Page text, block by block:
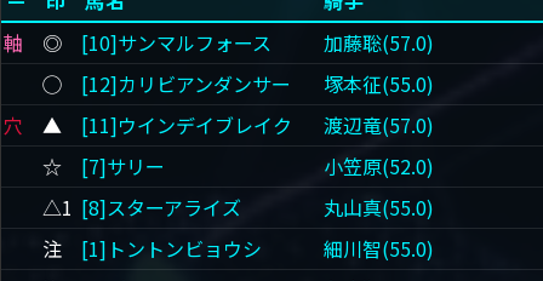
軸
◎ [10]サンマルフォース
加藤聡(57.0)
◯
[12]カリビアンダンサー
塚本征(55.0)
穴
▲ [11]ウインデイブレイク
渡辺竜(57.0)
☆
[7]サリー
小笠原(52.0)
△1 [8]スターアライズ
丸山真(55.0)
注
[1]トントンビョウシ
細川智(55.0)